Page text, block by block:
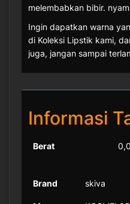
melembabkan bibir.
Ingin dapatkan warna
di Koleksi Lipstik kami,
juga, jangan sampai
Informasi
Berat
Brand skiva